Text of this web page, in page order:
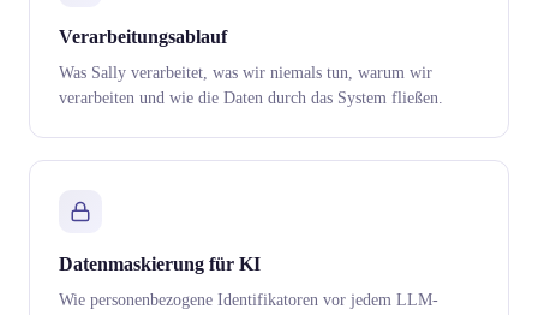
Verarbeitungsablauf
Was Sally verarbeitet, was wir niemals tun, warum wir
verarbeiten und wie die Daten durch das System fließen.
Datenmaskierung für KI
Wie personenbezogene Identifikatoren vor jedem LLM-